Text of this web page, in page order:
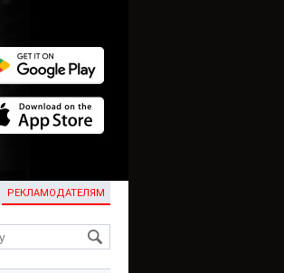
РЕКЛАМОДАТЕЛЯМ
KG